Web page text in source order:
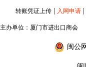
转账凭证上传| 入网申请|
主办单位：厦门市进出口商
闽公